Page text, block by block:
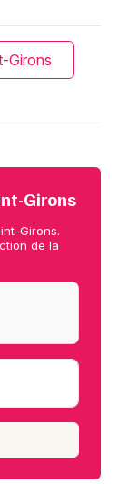
Girons
Girons
Girons.
de la